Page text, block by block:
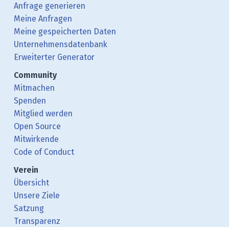
Anfrage generieren
Meine Anfragen
Meine gespeicherten Daten
Unternehmensdatenbank
Erweiterter Generator
Community
Mitmachen
Spenden
Mitglied werden
Open Source
Mitwirkende
Code of Conduct
Verein
Übersicht
Unsere Ziele
Satzung
Transparenz